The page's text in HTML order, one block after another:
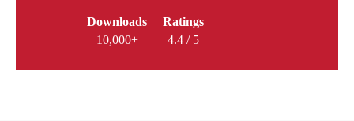
Downloads
10,000+
Ratings
4.4 / 5